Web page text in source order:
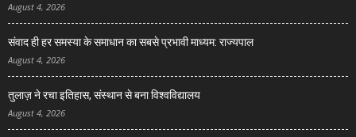
August 4, 2026
संवाद ही हर समस्या के समाधान का सबसे प्रभावी माध्यम: राज्यपाल
August 4, 2026
तुलाज़ ने रचा इतिहास, संस्थान से बना विश्वविद्यालय
August 4, 2026